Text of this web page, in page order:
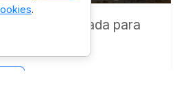
validada para
.